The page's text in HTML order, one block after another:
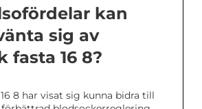
kan
sig av
fasta 16 8?
8 har visat sig kunna bidra till